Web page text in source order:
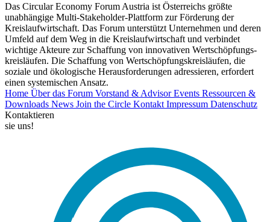
Das Circular Economy Forum Austria ist Österreichs größte
unabhängige Multi-Stakeholder-Plattform zur Förderung der
Kreislaufwirtschaft. Das Forum unterstützt Unternehmen und deren
Umfeld auf dem Weg in die Kreislaufwirtschaft und verbindet
wichtige Akteure zur Schaffung von innovativen Wertschöpfungs-
kreisläufen. Die Schaffung von Wertschöpfungskreisläufen, die
soziale und ökologische Herausforderungen adressieren, erfordert
einen systemischen Ansatz.
Home Über das Forum Vorstand & AdvisorEvents Ressourcen &
Downloads News Join the Circle Kontakt Impressum Datenschutz
Kontaktieren
sie uns!